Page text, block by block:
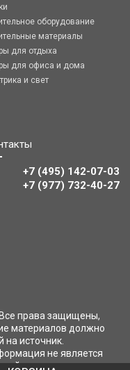
оборудование
материалы
для отдыха
для офиса и дома
и свет
+7 (495) 142-07-03
‎‎+7 (977) 732-40-27
права защищены,
материалов должно
на источник.
не является